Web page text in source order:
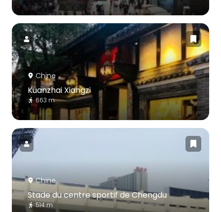
Chine
Kuanzhai Xiangzi
663 m
Chine
Stade du centre sportif de Chengdu
514 m